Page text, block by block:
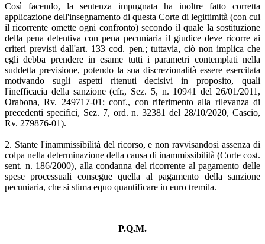
Così facendo, la sentenza impugnata ha inoltre fatto corretta
applicazione dell'insegnamento di questa Corte di legittimità (con cui
il ricorrente omette ogni confronto) secondo il quale la sostituzione
della pena detentiva con pena pecuniaria il giudice deve ricorre ai
criteri previsti dall'art. 133 cod. pen.; tuttavia, ciò non implica che
egli debba prendere in esame tutti i parametri contemplati nella
suddetta previsione, potendo la sua discrezionalità essere esercitata
motivando sugli aspetti ritenuti decisivi in proposito, quali
l'inefficacia della sanzione (cfr., Sez. 5, n. 10941 del 26/01/2011,
Orabona, Rv. 249717-01; conf., con riferimento alla rilevanza di
precedenti specifici, Sez. 7, ord. n. 32381 del 28/10/2020, Cascio,
Rv. 279876-01).
2. Stante l'inammissibilità del ricorso, e non ravvisandosi assenza di
colpa nella determinazione della causa di inammissibilità (Corte cost.
sent. n. 186/2000), alla condanna del ricorrente al pagamento delle
spese processuali consegue quella al pagamento della sanzione
pecuniaria, che si stima equo quantificare in euro tremila.
P.Q.M.